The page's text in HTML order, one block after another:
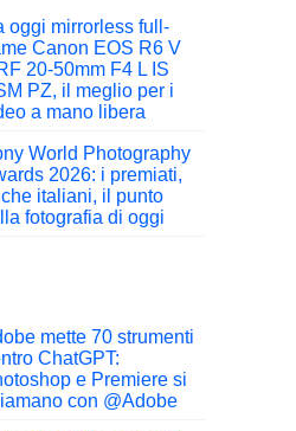
oggi mirrorless full-
Canon EOS R6 V
20-50mm F4 L IS
PZ, il meglio per i
a mano libera
World Photography
2026: i premiati,
italiani, il punto
fotografia di oggi
mette 70 strumenti
ChatGPT:
e Premiere si
con @Adobe